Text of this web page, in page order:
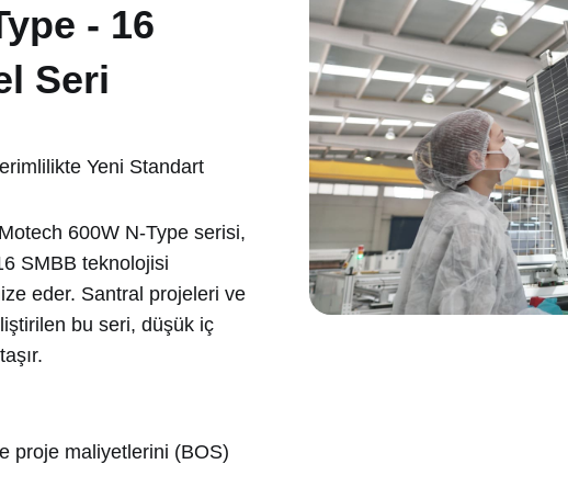
- 16
Seri
Yeni Standart
Motech 600W N-Type serisi,
SMBB teknolojisi
eder. Santral projeleri ve
bu seri, düşük iç
proje maliyetlerini (BOS)